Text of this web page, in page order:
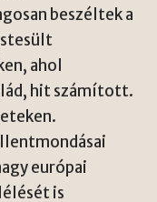
beszéltek a
ahol
hit számított.
európai
is